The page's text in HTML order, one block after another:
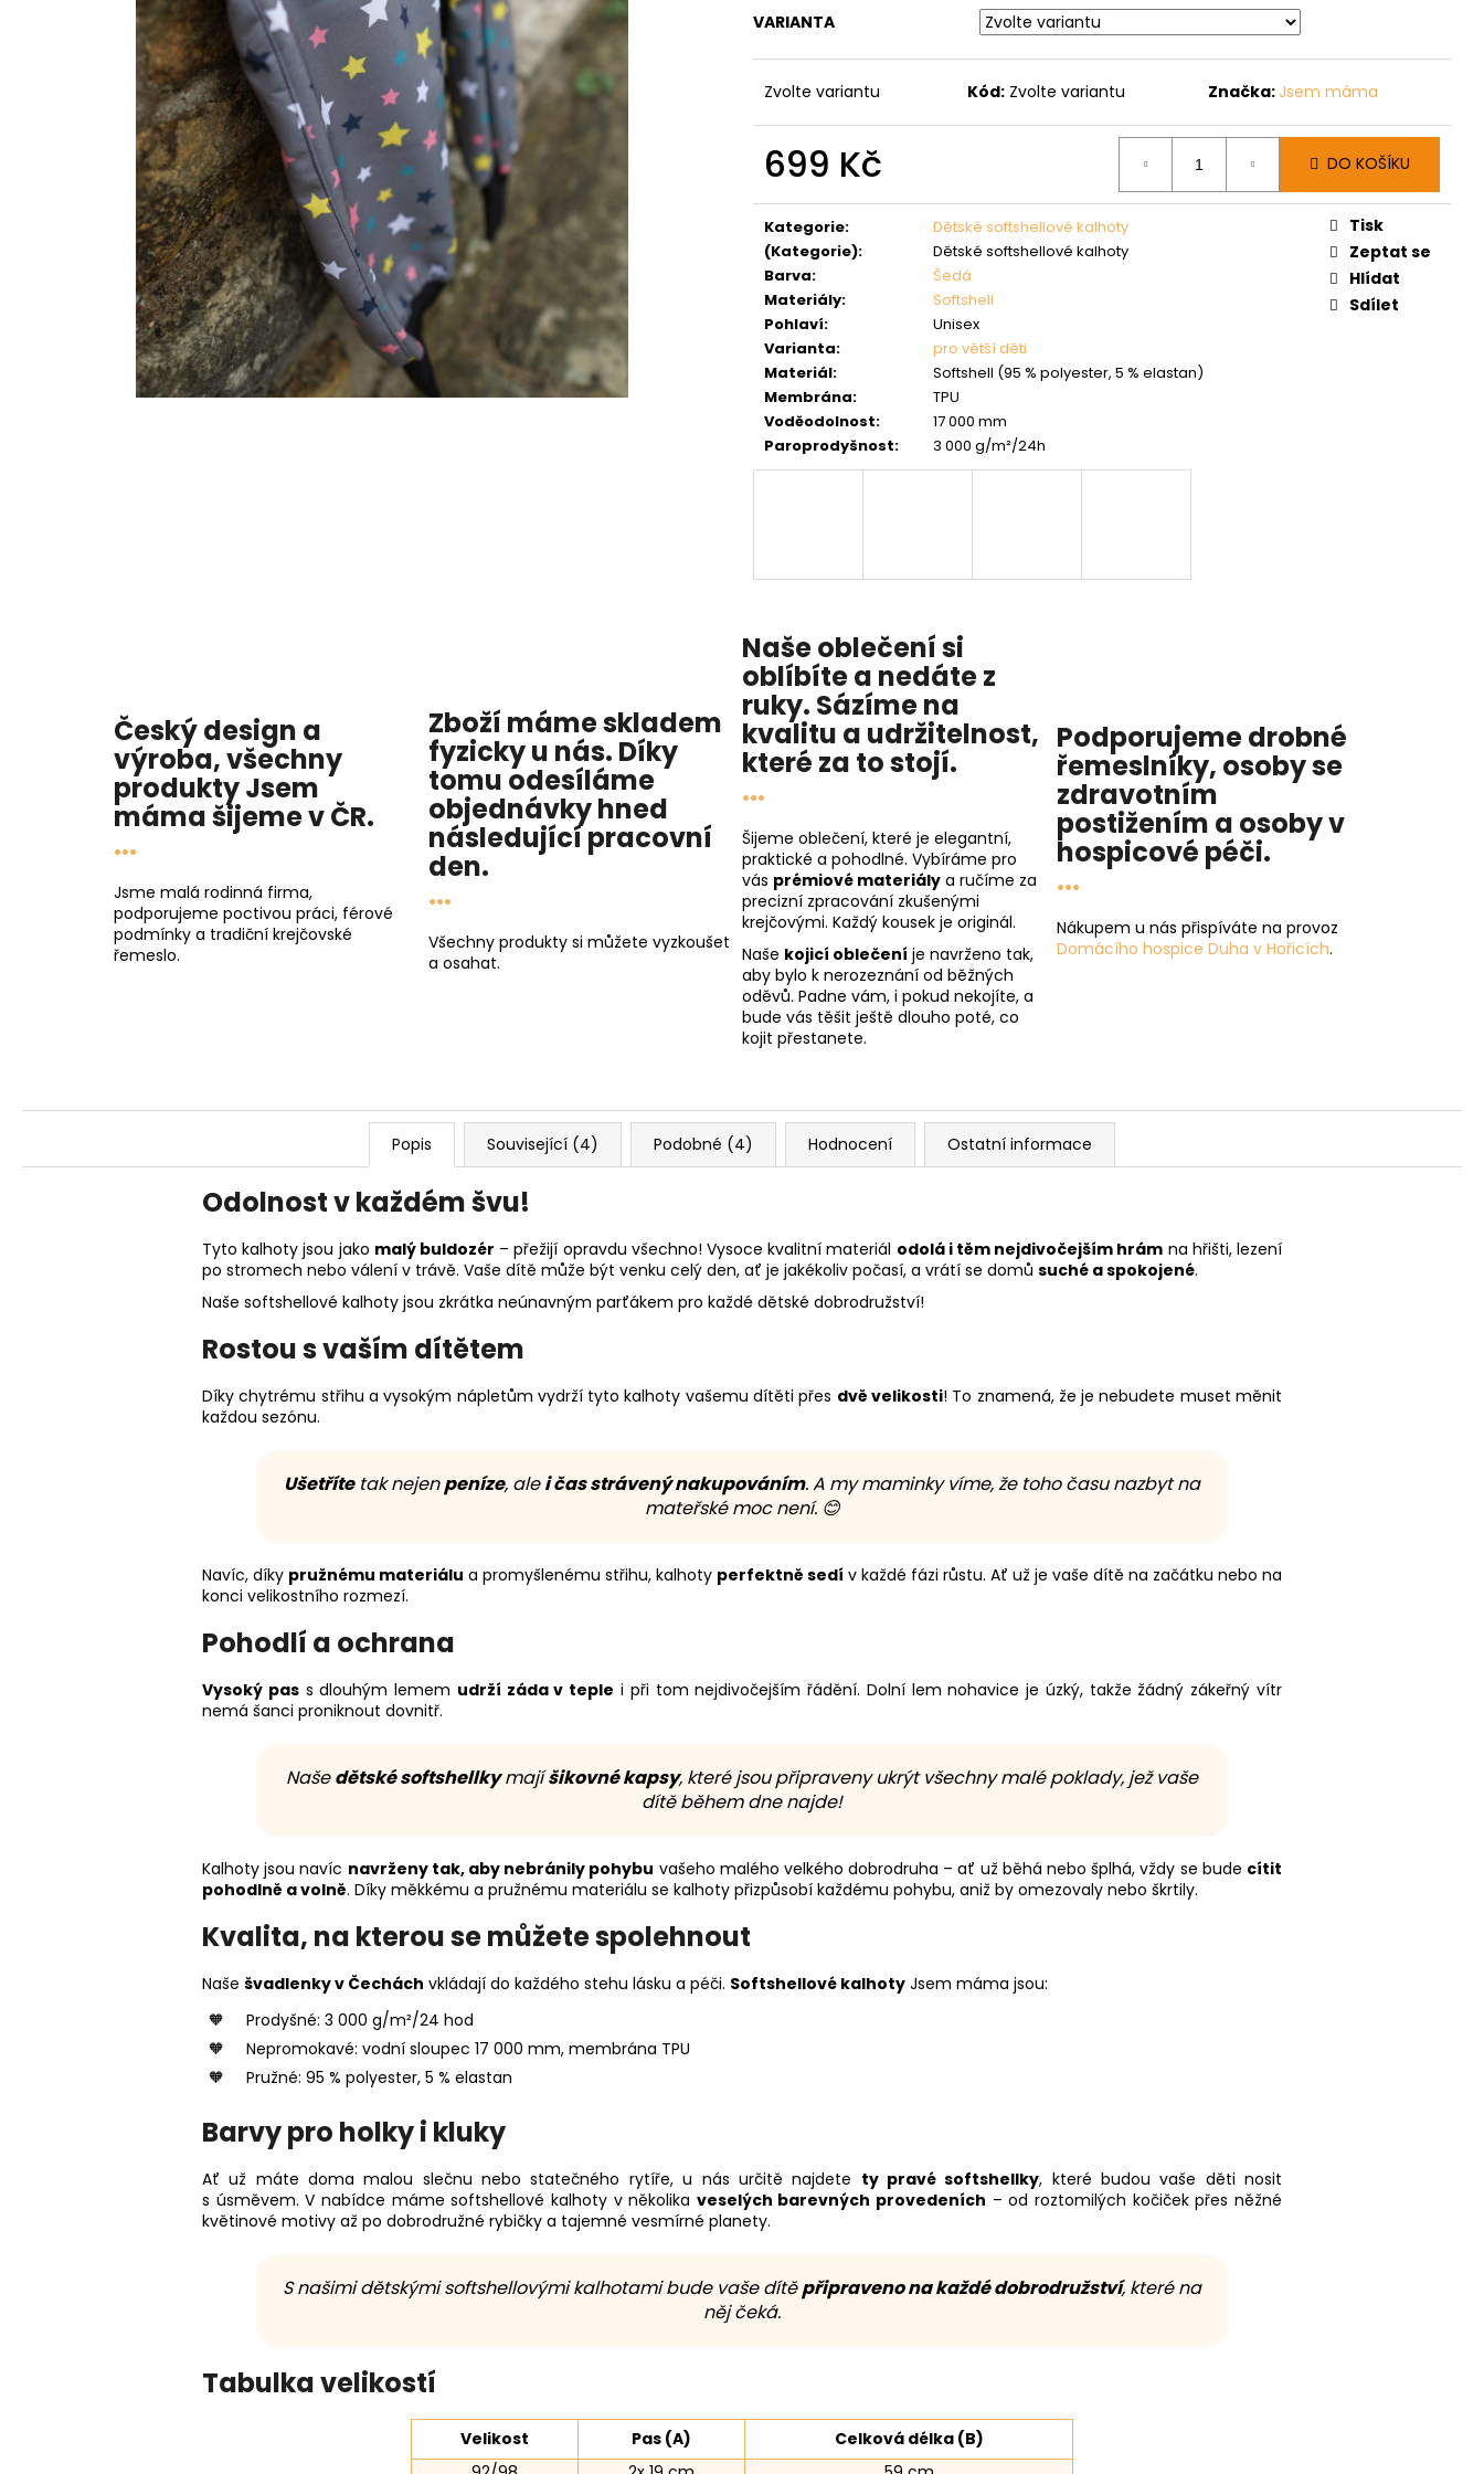
VARIANTA
Zvolte variantu Kód: Zvolte variantu Značka: Jsem máma
699 Kč
cena:
DO KOŠÍKU
Kategorie:
Dětské softshellové kalhoty
(Kategorie):
Dětské softshellové kalhoty
Barva:
Šedá
Materiály:
Softshell
Pohlaví:
Unisex
Varianta:
pro větší děti
Materiál:
Softshell (95 % polyester, 5 % elastan)
Membrána:
TPU
Voděodolnost:
17 000 mm
Paroprodyšnost: 3 000 g/m²/24h
Tisk
Zeptat se
Hlídat
Sdílet
Český design a
výroba, všechny
produktyJsem
mámašijeme v ČR.
...
Jsme malá rodinná firma,
podporujeme poctivou práci, férové
podmínky a tradiční krejčovské
řemeslo.
Zboží máme skladem
fyzicky u nás. Díky
tomu odesíláme
objednávky hned
následující pracovní
den.
...
Všechny produkty si můžete vyzkoušet
a osahat.
Naše oblečení si
oblíbíte a nedáte z
ruky. Sázíme na
kvalitu a udržitelnost,
které za to stojí.
...
Šijeme oblečení, které je elegantní,
praktické a pohodlné. Vybíráme pro
vás prémiové materiály a ručíme za
precizní zpracování zkušenými
krejčovými. Každý kousek je originál.
Naše kojicí oblečení je navrženo tak,
aby bylo k nerozeznání od běžných
oděvů. Padne vám, i pokud nekojíte, a
bude vás těšit ještě dlouho poté, co
kojit přestanete.
Podporujeme drobné
řemeslníky, osoby se
zdravotním
postižením a osoby v
hospicové péči.
...
Nákupem u nás přispíváte na provoz
Domácího hospice Duha v Hořicích.
Popis Související (4) Podobné (4) Hodnocení Ostatní informace
Odolnost v každém švu!
Tyto kalhoty jsou jako malý buldozér – přežijí opravdu všechno! Vysoce kvalitní materiál odolá i těm nejdivočejším hrám na hřišti, lezení
po stromech nebo válení v trávě. Vaše dítě může být venku celý den, ať je jakékoliv počasí, a vrátí se domů suché a spokojené.
Naše softshellové kalhoty jsou zkrátka neúnavným parťákem pro každé dětské dobrodružství!
Rostou s vaším dítětem
Díky chytrému střihu a vysokým nápletům vydrží tyto kalhoty vašemu dítěti přes dvě velikosti! To znamená, že je nebudete muset měnit
každou sezónu.
Ušetřítetak nejenpeníze, alei čas strávený nakupováním. A my maminky víme, že toho času nazbyt na
mateřské moc není. 😊
Navíc, díky pružnému materiálu a promyšlenému střihu, kalhoty perfektně sedí v každé fázi růstu. Ať už je vaše dítě na začátku nebo na
konci velikostního rozmezí.
Pohodlí a ochrana
Vysoký pass dlouhým lemem udrží záda v teple i při tom nejdivočejším řádění. Dolní lem nohavice je úzký, takže žádný zákeřný vítr
nemá šanci proniknout dovnitř.
Našedětské softshellkymajíšikovné kapsy, které jsou připraveny ukrýt všechny malé poklady, jež vaše
dítě během dne najde!
Kalhoty jsou navíc navrženy tak, aby nebránily pohybu vašeho malého velkého dobrodruha – ať už běhá nebo šplhá, vždy se bude cítit
pohodlně a volně. Díky měkkému a pružnému materiálu se kalhoty přizpůsobí každému pohybu, aniž by omezovaly nebo škrtily.
Kvalita, na kterou se můžete spolehnout
Naše švadlenky v Čechách vkládají do každého stehu lásku a péči. Softshellové kalhoty Jsem máma jsou:
Prodyšné: 3 000 g/m²/24 hod
Nepromokavé: vodní sloupec 17 000 mm, membrána TPU
Pružné: 95 % polyester, 5 % elastan
Barvy pro holky i kluky
Ať už máte doma malou slečnu nebo statečného rytíře, u nás určitě najdete ty pravé softshellky, které budou vaše děti nosit
s úsměvem. V nabídce máme softshellové kalhoty v několika veselých barevných provedeních – od roztomilých kočiček přes něžné
květinové motivy až po dobrodružné rybičky a tajemné vesmírné planety.
S našimi dětskými softshellovými kalhotami bude vaše dítěpřipraveno na každé dobrodružství, které na
něj čeká.
Tabulka velikostí
Velikost Pas (A)
Celková délka (B)